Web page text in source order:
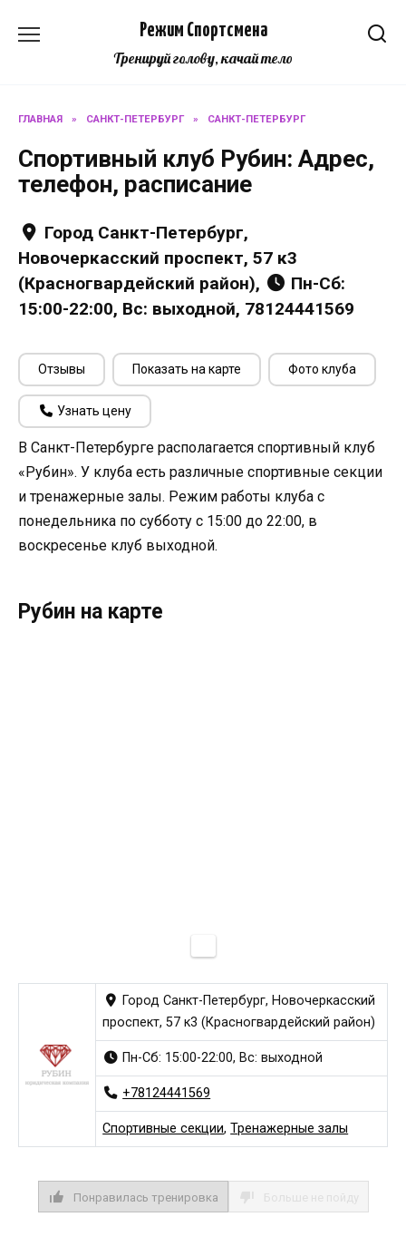
Режим Спортсмена
Тренируй голову, качай тело
ГЛАВНАЯ » САНКТ-ПЕТЕРБУРГ » САНКТ-ПЕТЕРБУРГ
Спортивный клуб Рубин: Адрес,
телефон, расписание
Город Санкт-Петербург,
Новочеркасский проспект, 57 к3
(Красногвардейский район),
Пн-Сб:
15:00-22:00, Вс: выходной, 78124441569
Отзывы Показать на карте Фото клуба
Узнать цену
В Санкт-Петербурге располагается спортивный клуб
«Рубин». У клуба есть различные спортивные секции
и тренажерные залы. Режим работы клуба с
понедельника по субботу с 15:00 до 22:00, в
воскресенье клуб выходной.
Рубин на карте
Город Санкт-Петербург, Новочеркасский
проспект, 57 к3 (Красногвардейский район)
Пн-Сб: 15:00-22:00, Вс: выходной
+78124441569
Спортивные секции,Тренажерные залы
Понравилась тренировка